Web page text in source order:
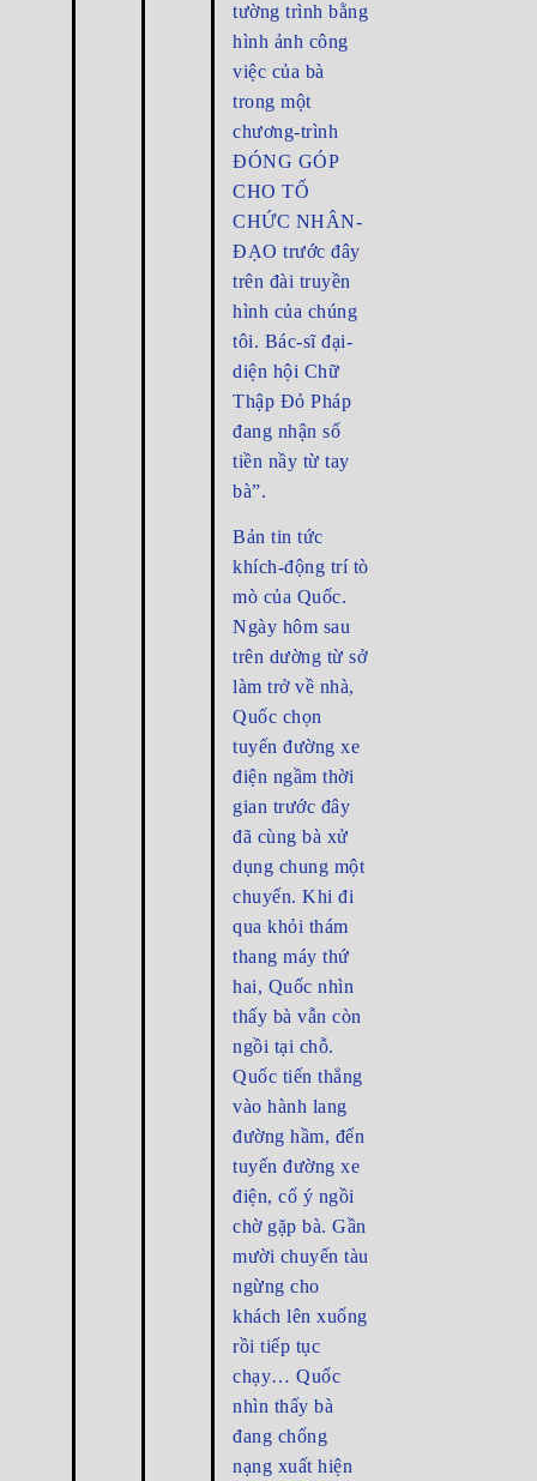
tường trình bằng
hình ảnh công
việc của bà
trong một
chương-trình
ĐÓNG GÓP
CHO TỔ
CHỨC NHÂN-
ĐẠO trước đây
trên đài truyền
hình của chúng
tôi. Bác-sĩ đại-
diện hội Chữ
Thập Đỏ Pháp
đang nhận số
tiền nầy từ tay
bà”.
Bản tin tức
khích-động trí tò
mò của Quốc.
Ngày hôm sau
trên dường từ sở
làm trở về nhà,
Quốc chọn
tuyến đường xe
điện ngầm thời
gian trước đây
đã cùng bà xử
dụng chung một
chuyến. Khi đi
qua khỏi thám
thang máy thứ
hai, Quốc nhìn
thấy bà vẫn còn
ngồi tại chỗ.
Quốc tiến thẳng
vào hành lang
đường hầm, đến
tuyến đường xe
điện, cố ý ngồi
chờ gặp bà. Gần
mười chuyến tàu
ngừng cho
khách lên xuống
rồi tiếp tục
chạy… Quốc
nhìn thấy bà
đang chống
nạng xuất hiện